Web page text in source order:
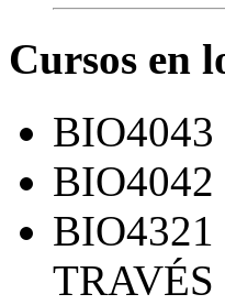
Cursos en